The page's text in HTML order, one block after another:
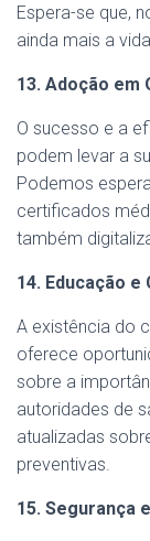
Espera-se que,
ainda mais a
13. Adoção em
O sucesso e a
podem levar a
Podemos
certificados
também
14. Educação
A existência do
oferece
sobre a
autoridades de
atualizadas
preventivas.
15. Segurança